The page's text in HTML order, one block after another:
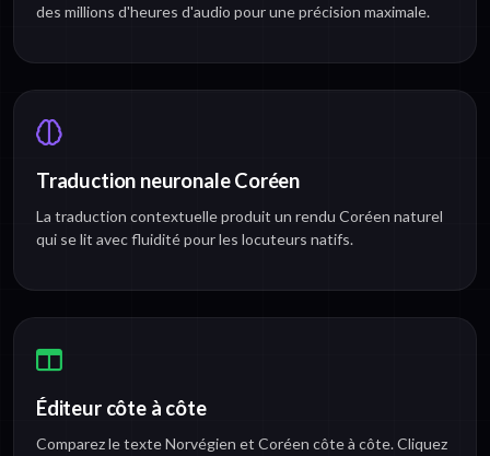
des millions d'heures d'audio pour une précision maximale.
Traduction neuronale Coréen
La traduction contextuelle produit un rendu Coréen naturel
qui se lit avec fluidité pour les locuteurs natifs.
Éditeur côte à côte
Comparez le texte Norvégien et Coréen côte à côte. Cliquez